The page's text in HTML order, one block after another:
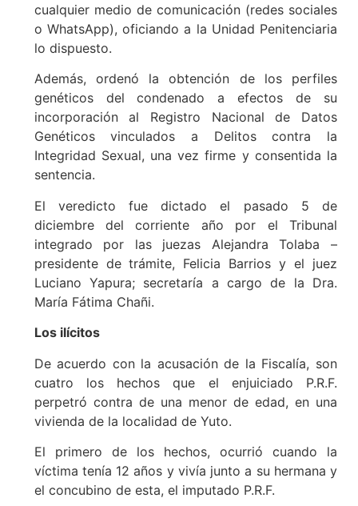
cualquier medio de comunicación (redes sociales
o WhatsApp), oficiando a la Unidad Penitenciaria
lo dispuesto.
Además, ordenó la obtención de los perfiles
genéticos del condenado a efectos de su
incorporación al Registro Nacional de Datos
Genéticos vinculados a Delitos contra la
Integridad Sexual, una vez firme y consentida la
sentencia.
El veredicto fue dictado el pasado 5 de
diciembre del corriente año por el Tribunal
integrado por las juezas Alejandra Tolaba –
presidente de trámite, Felicia Barrios y el juez
Luciano Yapura; secretaría a cargo de la Dra.
María Fátima Chañi.
Los ilícitos
De acuerdo con la acusación de la Fiscalía, son
cuatro los hechos que el enjuiciado P.R.F.
perpetró contra de una menor de edad, en una
vivienda de la localidad de Yuto.
El primero de los hechos, ocurrió cuando la
víctima tenía 12 años y vivía junto a su hermana y
el concubino de esta, el imputado P.R.F.